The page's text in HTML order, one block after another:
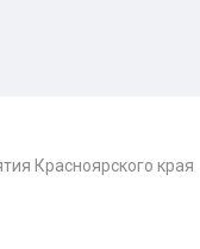
Красноярского края